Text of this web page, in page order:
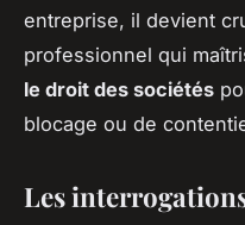
entreprise, il devient
professionnel qui
le droit des sociétés
blocage ou de
Les